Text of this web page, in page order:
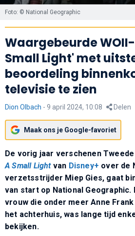
Foto: © National Geographic
Waargebeurde
Small Light' met
beoordeling
televisie te zien
Dion Olbach - 9 april 2024, 10:08 Delen
Maak ons je Google-favoriet
De vorig jaar verschenen
A Small Light van Disney+ over de
verzetsstrijder Miep Gies, gaat
van start op National Geographic.
vrouw die onder meer Anne
het achterhuis, was lange tijd
bekijken.